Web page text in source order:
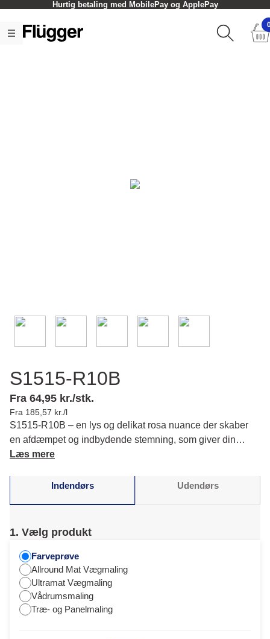
Hurtig betaling med MobilePay og ApplePay
S1515-R10B
Fra 64,95 kr./stk.
Fra 185,57 kr./l
S1515-R10B – en lys og delikat rosa nuance der skaber
en afdæmpet og indbydende stemning, som giver din
indretning en blid varme. Læs mere om farvens karakter og
Læs mere
Indendørs Udendørs
1. Vælg produkt
Farveprøve
Allround Mat Vægmaling
Ultramat Vægmaling
Vådrumsmaling
Træ- og Panelmaling